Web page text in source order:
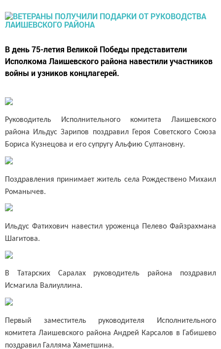
В день 75-летия Великой Победы представители
Исполкома Лаишевского района навестили участников
войны и узников концлагерей.
Руководитель Исполнительного комитета Лаишевского
района Ильдус Зарипов поздравил Героя Советского Союза
Бориса Кузнецова и его супругу Альфию Султановну.
Поздравления принимает житель села Рождествено Михаил
Романычев.
Ильдус Фатихович навестил уроженца Пелево Файзрахмана
Шагитова.
В Татарских Саралах руководитель района поздравил
Исмагила Валиуллина.
Первый заместитель руководителя Исполнительного
комитета Лаишевского района Андрей Карсалов в Габишево
поздравил Галляма Хаметшина.